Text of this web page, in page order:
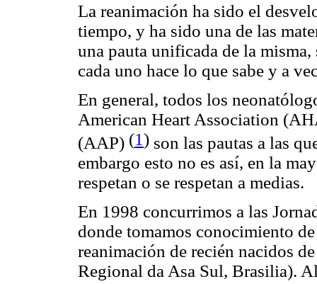
La reanimación ha sido el
tiempo, y ha sido una de las
una pauta unificada de la
cada uno hace lo que sabe y a
En general, todos los
American Heart Association
(AAP) (1) son las pautas a las
embargo esto no es así, en la
respetan o se respetan a medias.
En 1998 concurrimos a las
donde tomamos conocimiento
reanimación de recién nacidos
Regional da Asa Sul, Brasilia).